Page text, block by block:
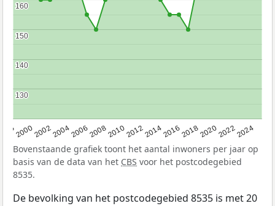
2000200220042006200820102012201420162018202020222024
130
130
140
140
150
150
160
160
Bovenstaande grafiek toont het aantal inwoners per jaar op
basis van de data van het CBS voor het postcodegebied
8535.
De bevolking van het postcodegebied 8535 is met 20